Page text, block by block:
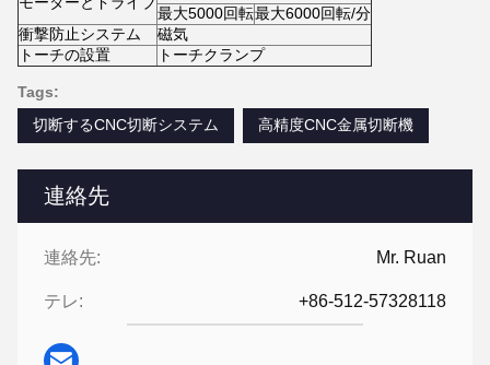
連絡先
連絡先: Mr. Ruan
テレ: +86-512-57328118
最大5000回転最大6000回転/分
衝撃防止システム
磁気
トーチの設置
トーチクランプ
Tags:
切断するCNC切断システム
高精度CNC金属切断機